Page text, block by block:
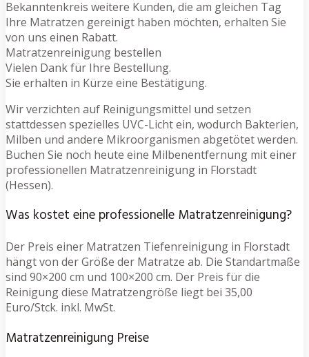
Bekanntenkreis weitere Kunden, die am gleichen Tag
Ihre Matratzen gereinigt haben möchten, erhalten Sie
von uns einen Rabatt.
Matratzenreinigung bestellen
Vielen Dank für Ihre Bestellung.
Sie erhalten in Kürze eine Bestätigung.
Wir verzichten auf Reinigungsmittel und setzen
stattdessen spezielles UVC-Licht ein, wodurch Bakterien,
Milben und andere Mikroorganismen abgetötet werden.
Buchen Sie noch heute eine Milbenentfernung mit einer
professionellen Matratzenreinigung in Florstadt
(Hessen).
Was kostet eine professionelle Matratzenreinigung?
Der Preis einer Matratzen Tiefenreinigung in Florstadt
hängt von der Größe der Matratze ab. Die Standartmaße
sind 90×200 cm und 100×200 cm. Der Preis für die
Reinigung diese Matratzengröße liegt bei 35,00
Euro/Stck. inkl. MwSt.
Matratzenreinigung Preise